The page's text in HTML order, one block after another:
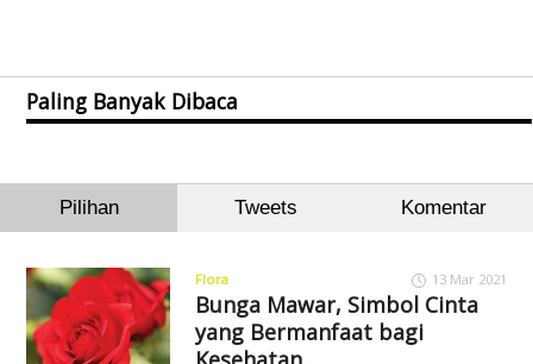
Paling Banyak Dibaca
Pilihan Tweets Komentar
Flora 13 Mar 2021
Bunga Mawar, Simbol Cinta
yang Bermanfaat bagi